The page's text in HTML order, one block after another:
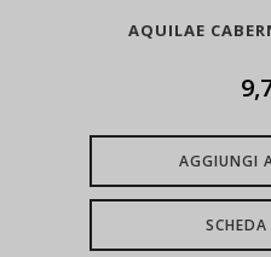
AQUILAE
AGGIUNGI